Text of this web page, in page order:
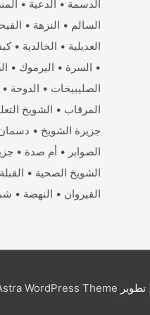
الدسمة • الدعية •
السالم • النزهة •
العديلية • الخالدية •
• السرة • اليرموك •
الصليبيخات • الدوحة
المرقاب • الشويخ
جزيرة الشويخ •
الصوابر • أم صدة •
الشويخ الصحية •
القيروان • النهضة •
| تطوير WordPress Theme